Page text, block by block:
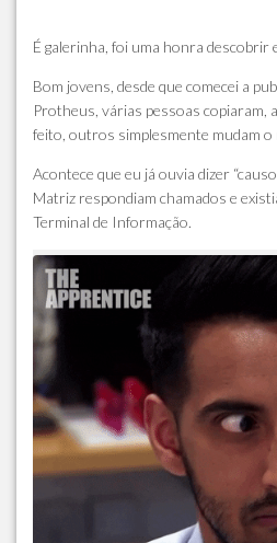
É galerinha, foi uma honra descobrir
Bom jovens, desde que comecei a
Protheus, várias pessoas copiaram,
feito, outros simplesmente mudam o
Acontece que eu já ouvia dizer
Matriz respondiam chamados e
Terminal de Informação.